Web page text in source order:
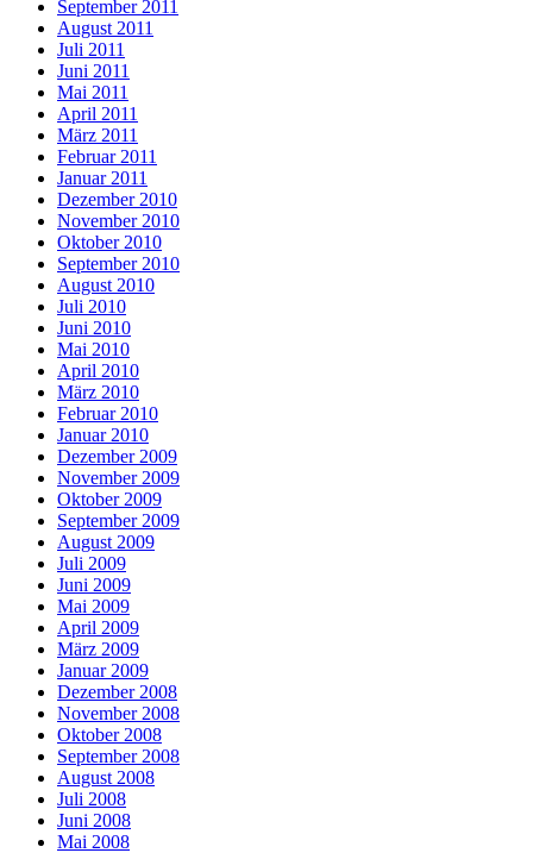
September 2011
August 2011
Juli 2011
Juni 2011
Mai 2011
April 2011
März 2011
Februar 2011
Januar 2011
Dezember 2010
November 2010
Oktober 2010
September 2010
August 2010
Juli 2010
Juni 2010
Mai 2010
April 2010
März 2010
Februar 2010
Januar 2010
Dezember 2009
November 2009
Oktober 2009
September 2009
August 2009
Juli 2009
Juni 2009
Mai 2009
April 2009
März 2009
Januar 2009
Dezember 2008
November 2008
Oktober 2008
September 2008
August 2008
Juli 2008
Juni 2008
Mai 2008